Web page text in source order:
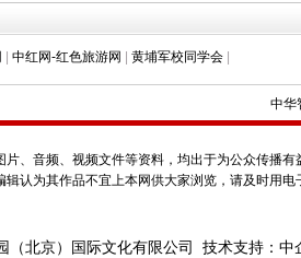
中红网-红色旅游网 黄埔军校同学会
中华
、音频、视频文件等资料，均出于为公众传播
认为其作品不宜上本网供大家浏览，请及时用
（北京）国际文化有限公司 技术支持：